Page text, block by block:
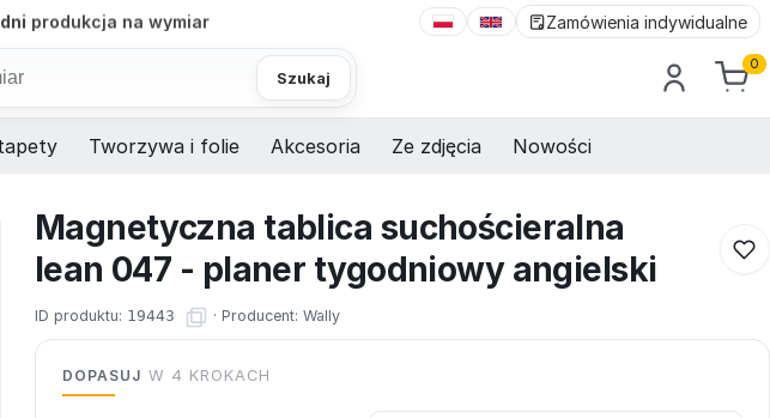
obsługa firm i instytucji Zamówienia indywidualne
Szukaj
0
Tworzywa i folie Akcesoria Ze zdjęcia Nowości
Magnetyczna tablica suchościeralna
lean 047 - planer tygodniowy angielski
ID produktu: 19443 · Producent: Wally
DOPASUJ W 4 KROKACH